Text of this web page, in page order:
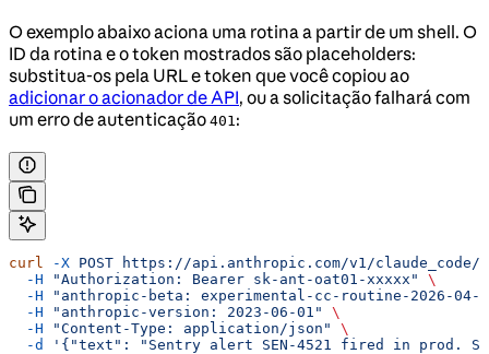
O exemplo abaixo aciona uma rotina a partir de um shell. O
ID da rotina e o token mostrados são placeholders:
substitua-os pela URL e token que você copiou ao
adicionar o acionador de API, ou a solicitação falhará com
um erro de autenticação 401 :
curl -X POST https://api.anthropic.com/v1/claude_code/
  -H
"Authorization: Bearer sk-ant-oat01-xxxxx"
\
  -H
"anthropic-beta: experimental-cc-routine-2026-04-
  -H
"anthropic-version: 2023-06-01"
\
  -H
"Content-Type: application/json"
\
  -d
'{"text": "Sentry alert SEN-4521 fired in prod.